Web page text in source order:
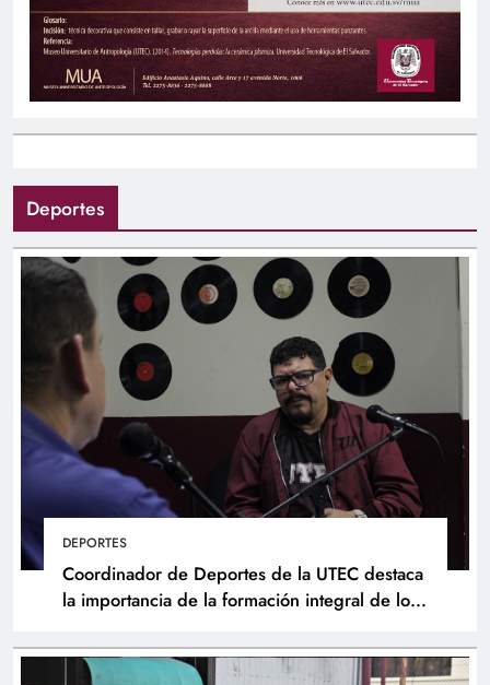
Deportes
DEPORTES
Coordinador de Deportes de la UTEC destaca
la importancia de la formación integral de los